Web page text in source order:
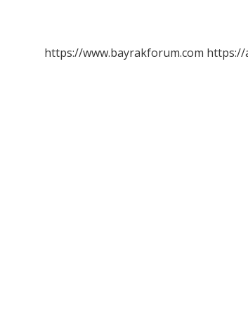
https://www.bayrakforum.com https://